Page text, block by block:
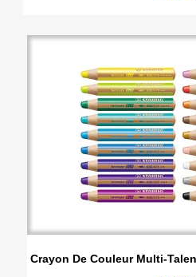
Crayon De Couleur Multi-